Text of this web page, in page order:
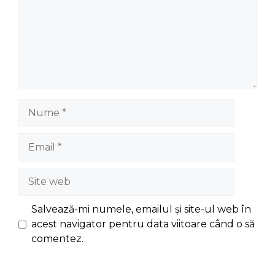
Site
web
Salvează-mi numele, emailul și site-ul web în
acest navigator pentru data viitoare când o să
comentez.